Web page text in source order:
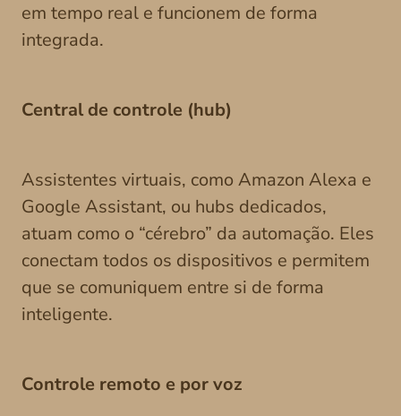
em tempo real e funcionem de forma
integrada.
Central de controle (hub)
Assistentes virtuais, como Amazon Alexa e
Google Assistant, ou hubs dedicados,
atuam como o “cérebro” da automação. Eles
conectam todos os dispositivos e permitem
que se comuniquem entre si de forma
inteligente.
Controle remoto e por voz